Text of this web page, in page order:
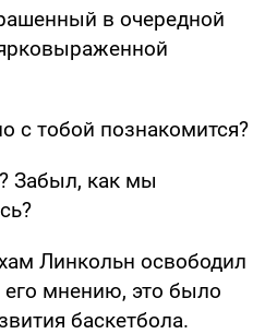
в очередной
с тобой познакомится?
Забыл, как мы
Линкольн освободил
его мнению, это было
баскетбола.